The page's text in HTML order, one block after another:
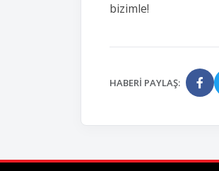
bizimle!
HABERI PAYLAŞ: